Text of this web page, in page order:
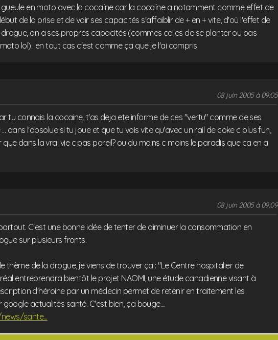
gueule en moto avec la cocaïne car la cocaïne a notamment comme effet de
de la prise et de voir ses capacités s'affaiblir de + en + vite, d'où l'effet de
on a ses propres capacités (commes celles de se planter ou pas
lol).. en tout cas c'est comme ça que je l'ai compris
08 juin 2005 à 09:05
tu connais la cocaine, t'as deja ete informe de ces "vertu" comme de ses
dans l'absolue si tu joue et que tu vois vite qu'avec un rail de coke c plus fun,
dans la vrai vie c pas pareil? ou du moins c moins le paradis que ca en a
08 juin 2005 à 09:09
C'est une bonne idée de tenter de diminuer la consommation en
sur plusieurs fronts.
thème de la drogue, je viens de trouver ça : "Le Centre hospitalier de
entreprendra bientôt le projet NAOMI, une étude canadienne visant à
d'héroine par un médecin permet de retenir en traitement les
google actualités santé. C'est bien, ça bouge....
sante...